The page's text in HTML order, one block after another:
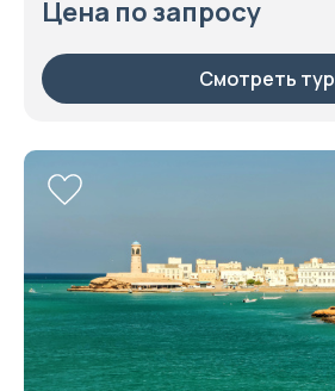
Цена по запросу
Смотреть тур